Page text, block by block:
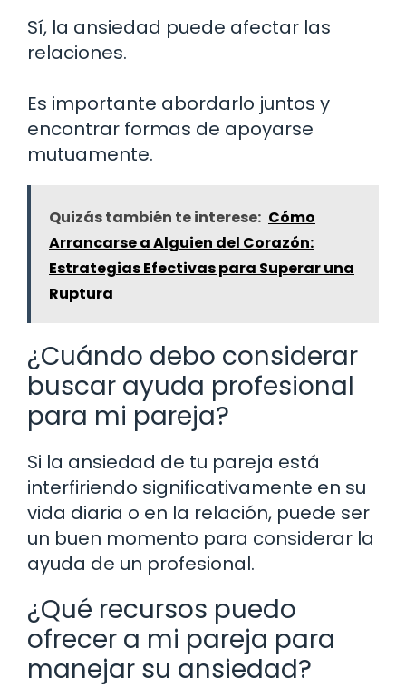
Sí, la ansiedad puede afectar las
relaciones.
Es importante abordarlo juntos y
encontrar formas de apoyarse
mutuamente.
Quizás también te interese: Cómo
Arrancarse a Alguien del Corazón:
Estrategias Efectivas para Superar una
Ruptura
¿Cuándo debo considerar
buscar ayuda profesional
para mi pareja?
Si la ansiedad de tu pareja está
interfiriendo significativamente en su
vida diaria o en la relación, puede ser
un buen momento para considerar la
ayuda de un profesional.
¿Qué recursos puedo
ofrecer a mi pareja para
manejar su ansiedad?